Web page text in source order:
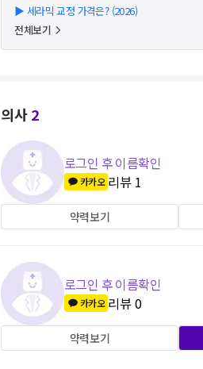
▶ 세라믹 교정 가격은? (2026)
전체보기
의사2
로그인 후 이름확인
카카오 리뷰 1
약력보기
로그인 후 이름확인
카카오 리뷰0
약력보기